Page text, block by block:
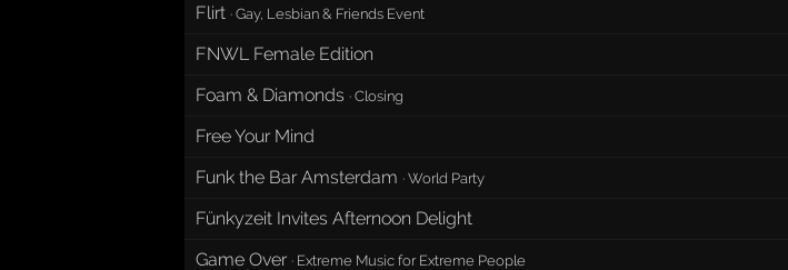
Flirt ·Gay, Lesbian & Friends Event
FNWL Female Edition
Foam & Diamonds ·Closing
Free Your Mind
Funk the Bar Amsterdam ·World Party
Fünkyzeit Invites Afternoon Delight
Game Over · Extreme Music for Extreme People